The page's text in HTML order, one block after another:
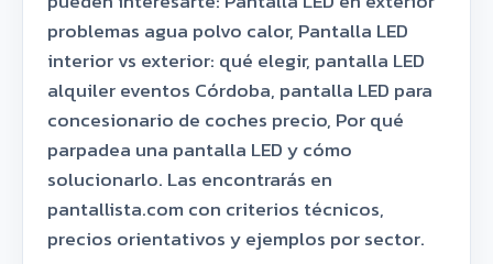
problemas agua polvo calor, Pantalla LED
interior vs exterior: qué elegir, pantalla LED
alquiler eventos Córdoba, pantalla LED para
concesionario de coches precio, Por qué
parpadea una pantalla LED y cómo
solucionarlo. Las encontrarás en
pantallista.com con criterios técnicos,
precios orientativos y ejemplos por sector.